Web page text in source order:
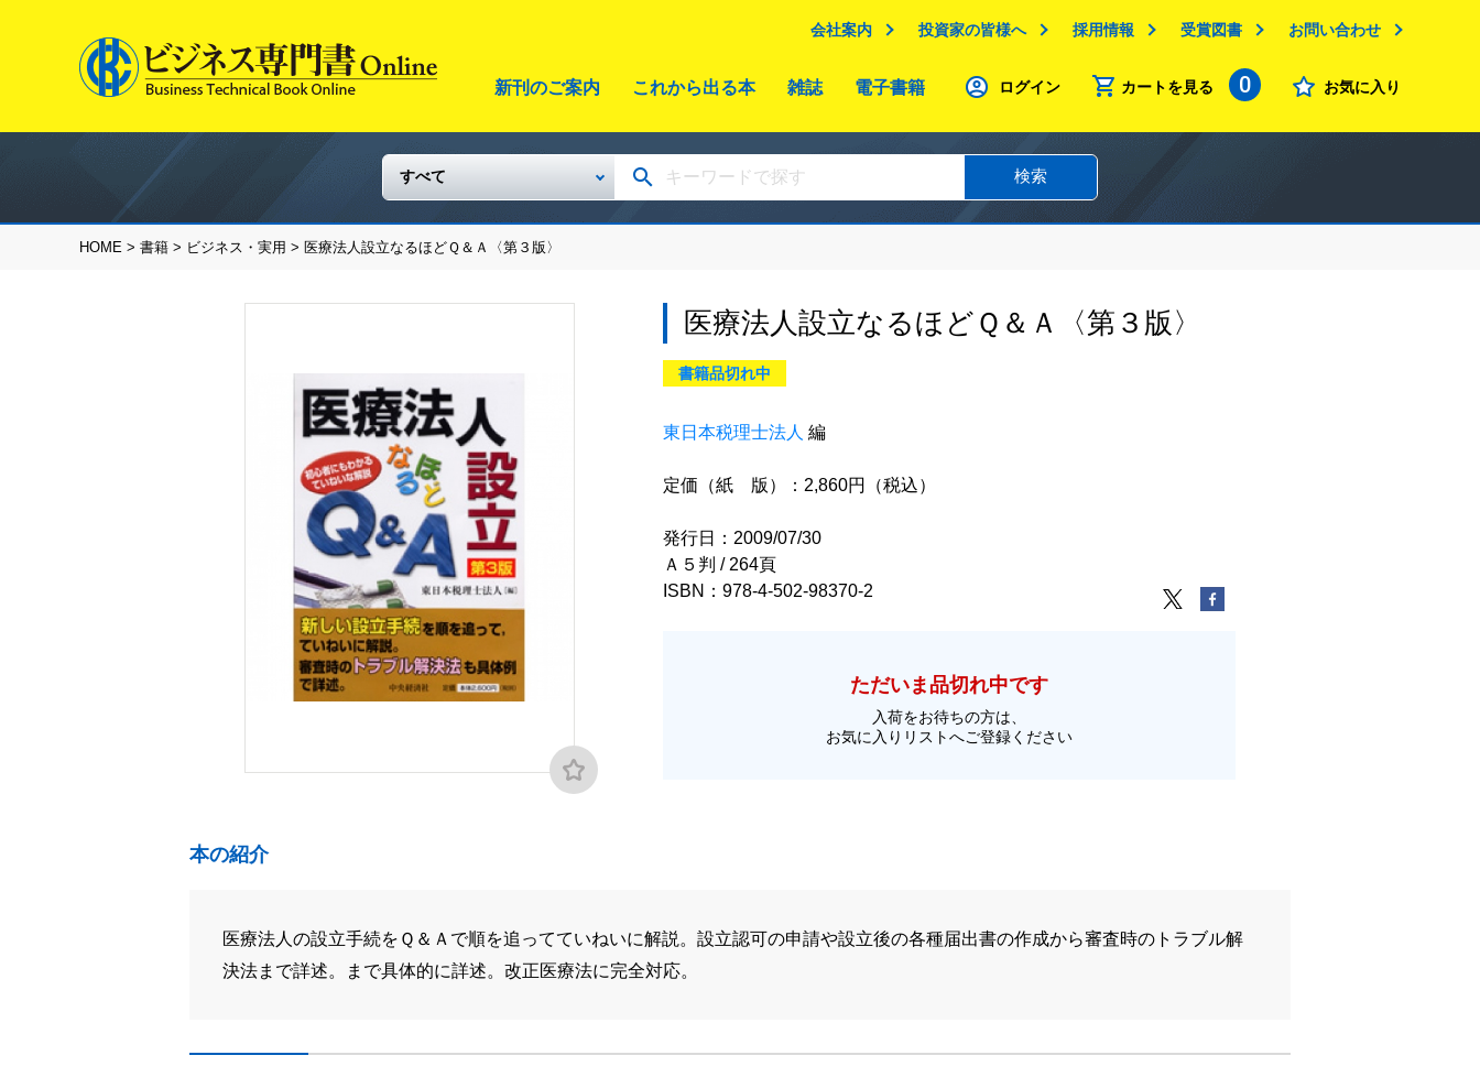
会社案内 投資家の皆様へ 採用情報 受賞図書 お問い合わせ
新刊のご案内 これから出る本 雑誌 電子書籍 ログイン カートを見る 0 お気に入り
検索
HOME > 書籍 > ビジネス・実用 > 医療法人設立なるほどＱ＆Ａ〈第３版〉
医療法人設立なるほどＱ＆Ａ〈第３版〉
書籍品切れ中
東日本税理士法人 編
定価（紙 版）：2,860円（税込）
発行日：2009/07/30
Ａ５判 / 264頁
ISBN：978-4-502-98370-2
ただいま品切れ中です
入荷をお待ちの方は、
お気に入りリストへご登録ください
本の紹介
医療法人の設立手続をＱ＆Ａで順を追ってていねいに解説。設立認可の申請や設立後の各種届出書の作成から審査時のトラブル解
決法まで詳述。まで具体的に詳述。改正医療法に完全対応。